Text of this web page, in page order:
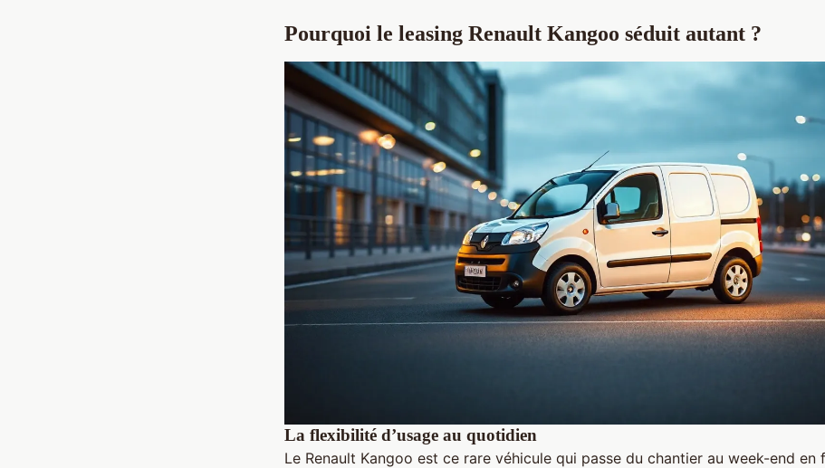
Pourquoi le leasing Renault Kangoo séduit autant ?
La flexibilité d’usage au quotidien
Le Renault Kangoo est ce rare véhicule qui passe du chantier au week-end en